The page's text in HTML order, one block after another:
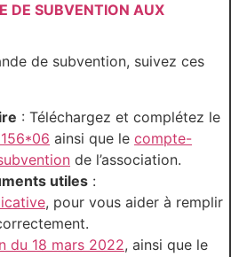
DE SUBVENTION AUX
de subvention, suivez ces
: Téléchargez et complétez le
ainsi que le compte-
de l’association.
utiles :
, pour vous aider à remplir
du 18 mars 2022, ainsi que le